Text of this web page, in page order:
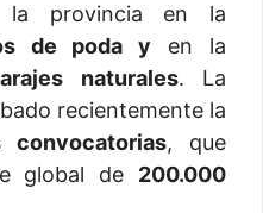
la provincia en la
de poda y en la
naturales. La
recientemente la
convocatorias, que
global de 200.000